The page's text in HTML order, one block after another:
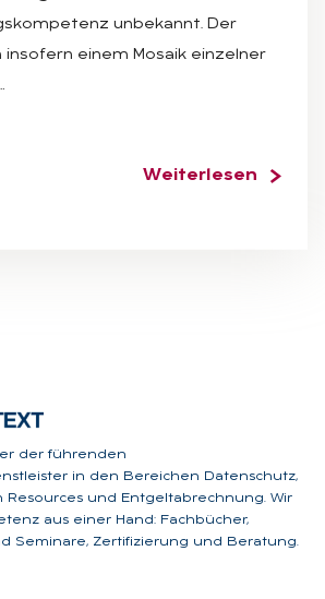
unbekannt. Der
insofern einem Mosaik einzelner
Weiterlesen
der führenden
in den Bereichen Datenschutz,
Resources und Entgeltabrechnung. Wir
aus einer Hand: Fachbücher,
Seminare, Zertifizierung und Beratung.